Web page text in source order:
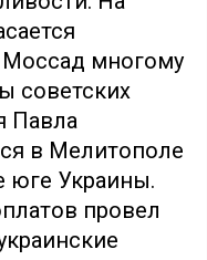
Моссад многому
советских
Павла
в Мелитополе
юге Украины.
провел